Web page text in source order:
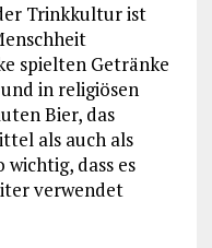
Trinkkultur ist
spielten Getränke
in religiösen
Bier, das
als auch als
dass es
verwendet